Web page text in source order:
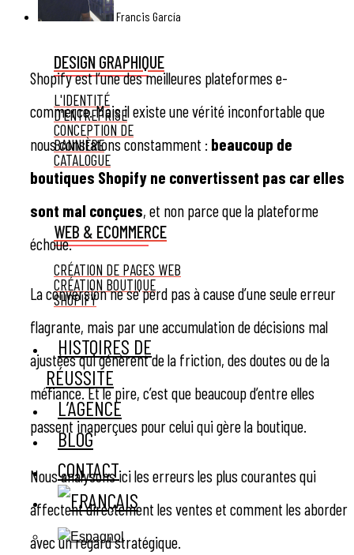
DESIGN GRAPHIQUE
L'IDENTITÉ
D'ENTREPRISE
CONCEPTION DE
BANNIÈRE
CATALOGUE
WEB & ECOMMERCE
CRÉATION DE PAGES WEB
CRÉATION BOUTIQUE
SHOPIFY
HISTOIRES DE
RÉUSSITE
L’AGENCE
BLOG
CONTACT
Francis García
Shopify est l’une des meilleures plateformes e-
commerce. Mais il existe une vérité inconfortable que
nous constatons constamment : beaucoup de
boutiques Shopify ne convertissent pas car elles
sont mal conçues, et non parce que la plateforme
échoue.
La conversion ne se perd pas à cause d’une seule erreur
flagrante, mais par une accumulation de décisions mal
ajustées qui génèrent de la friction, des doutes ou de la
méfiance. Et le pire, c’est que beaucoup d’entre elles
passent inaperçues pour celui qui gère la boutique.
Nous analysons ici les erreurs les plus courantes qui
affectent directement les ventes et comment les aborder
avec un regard stratégique.